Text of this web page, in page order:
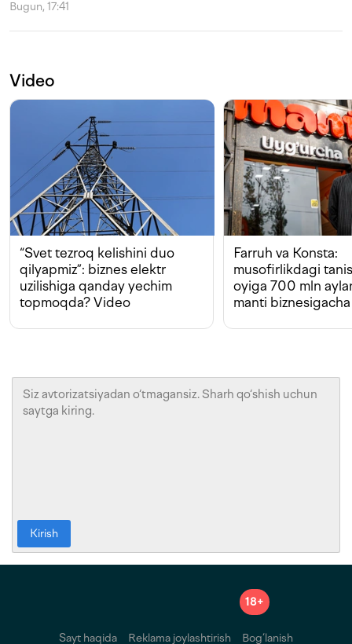
Bugun, 17:41
Video
“Svet tezroq kelishini duo
qilyapmiz”: biznes elektr
uzilishiga qanday yechim
topmoqda? Video
Farruh va Konsta:
musofirlikdagi
oyiga 700 mln
manti biznesigacha
Kirish
18+
Sayt haqida Reklama joylashtirish Bog‘lanish